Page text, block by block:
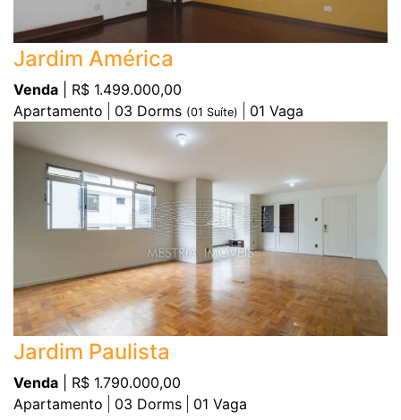
Jardim América
Venda | R$ 1.499.000,00
Apartamento
03 Dorms (01 Suíte) 01 Vaga
Jardim Paulista
Venda | R$ 1.790.000,00
Apartamento
03 Dorms 01 Vaga